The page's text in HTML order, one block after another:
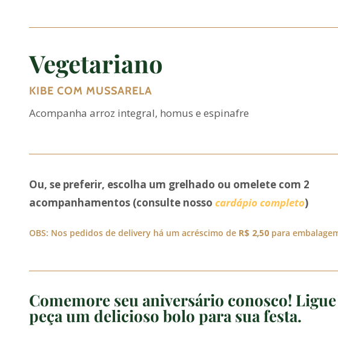
Vegetariano
KIBE COM MUSSARELA
Acompanha arroz integral, homus e espinafre
Ou, se preferir, escolha um grelhado ou omelete com 2
acompanhamentos (consulte nosso cardápio completo)
OBS: Nos pedidos de delivery há um acréscimo de R$ 2,50 para
Comemore seu aniversário conosco!
peça um delicioso bolo para sua festa.